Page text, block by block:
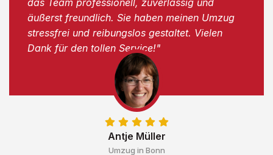
Antje Müller
Umzug in Bonn
äußerst freundlich. Sie haben meinen Umzug
stressfrei und reibungslos gestaltet. Vielen
Dank für den tollen Service!"